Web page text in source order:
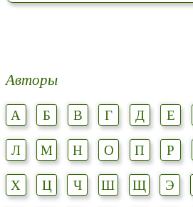
Авторы
А Б В Г Д Е
Л
М Н О П Р
Х
Ц Ч Ш Щ Э